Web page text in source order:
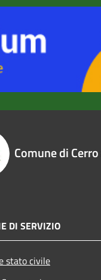
Comune di
DI SERVIZIO
stato civile